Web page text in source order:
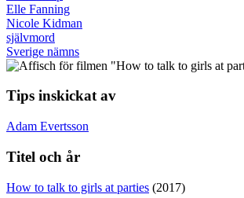
Elle Fanning
Nicole Kidman
självmord
Sverige nämns
Tips inskickat av
Adam Evertsson
Titel och år
How to talk to girls at parties (2017)